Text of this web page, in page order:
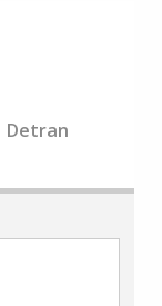
Detran